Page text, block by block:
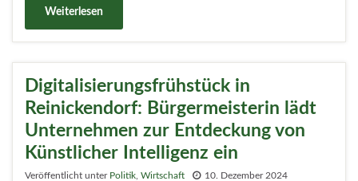
Weiterlesen
Digitalisierungsfrühstück in
Reinickendorf: Bürgermeisterin lädt
Unternehmen zur Entdeckung von
Künstlicher Intelligenz ein
Veröffentlicht unter Politik Wirtschaft 10. Dezember 2024